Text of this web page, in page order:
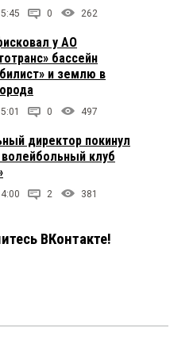
0 262
у АО
бассейн
и землю в
0 497
директор покинул
клуб
2 381
ВКонтакте!